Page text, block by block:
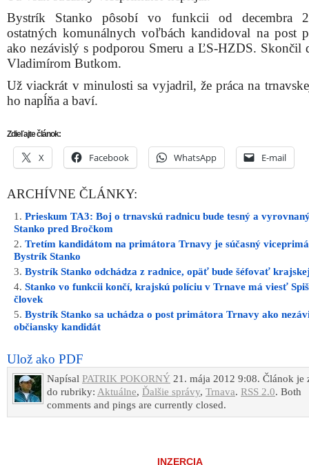
Bystrík Stanko pôsobí vo funkcii od decembra
ostatných komunálnych voľbách kandidoval na post
ako nezávislý s podporou Smeru a ĽS-HZDS. Skončil
Vladimírom Butkom.
Už viackrát v minulosti sa vyjadril, že práca na
ho napĺňa a baví.
Zdieľajte článok:
X Facebook WhatsApp E-mail
ARCHÍVNE ČLÁNKY:
Prieskum TA3: Boj o trnavskú radnicu bude tesný a
Stanko pred Bročkom
Tretím kandidátom na primátora Trnavy je súčasný
Bystrík Stanko
Bystrík Stanko odchádza z radnice, opäť bude šéfovať
Stanko vo funkcii končí, krajskú políciu v Trnave má viesť
človek
Bystrík Stanko sa uchádza o post primátora Trnavy ako
občiansky kandidát
Ulož ako PDF
Napísal PATRIK POKORNÝ 21. mája 2012 9:08. Článok je
do rubriky: Aktuálne, Ďalšie správy, Trnava. RSS 2.0. Both
comments and pings are currently closed.
INZERCIA